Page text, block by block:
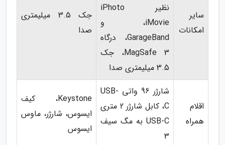
سایر
امکانات
نظیر iPhoto
،iMovie و
GarageBand، درگاه
MagSafe 3، جک
3.5 میلیمتری صدا
جک 3.5 میلیمتری
صدا
اقلام
همراه
شارژر 96 واتی USB-
C، کابل شارژر 2 متری
USB-C به مگ سیف
3
Keystone، کیف
ایسوس، شارژر، ماوس
ایسوس